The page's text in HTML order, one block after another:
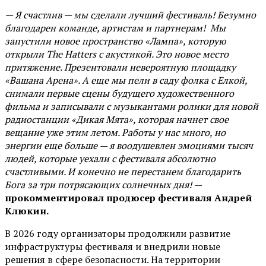
— Я счастлив — мы сделали лучший фестиваль! Безумно
благодарен команде, артистам и партнерам! Мы
запустили новое пространство «Лампа», которую
открыли The Hatters с акустикой. Это новое место
притяжение. Презентовали невероятную площадку
«Вашана Арена». А еще мы пели в саду фолка с Елкой,
снимали первые сцены будущего художественного
фильма и записывали с музыкантами ролики для новой
радиостанции «Дикая Мята», которая начнет свое
вещание уже этим летом. Работы у нас много, но
энергии еще больше — я воодушевлен эмоциями тысяч
людей, которые уехали с фестиваля абсолютно
счастливыми. И конечно не перестанем благодарить
Бога за три потрясающих солнечных дня!—
прокомментировал продюсер фестиваля Андрей
Клюкин.
В 2026 году организаторы продолжили развитие
инфраструктуры фестиваля и внедрили новые
решения в сфере безопасности. На территории